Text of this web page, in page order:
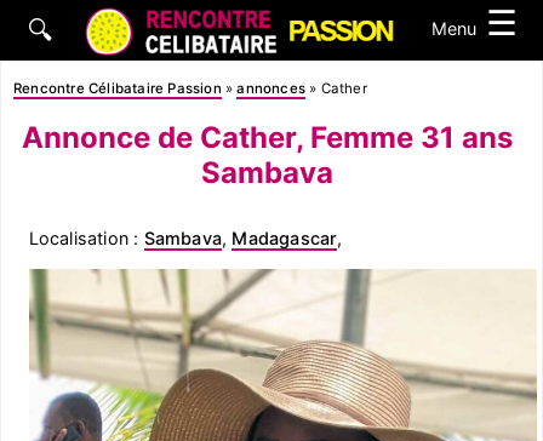
🔍 Menu ☰
Rencontre Célibataire Passion »annonces » Cather
Annonce de Cather, Femme 31 ans
Sambava
Localisation : Sambava, Madagascar,